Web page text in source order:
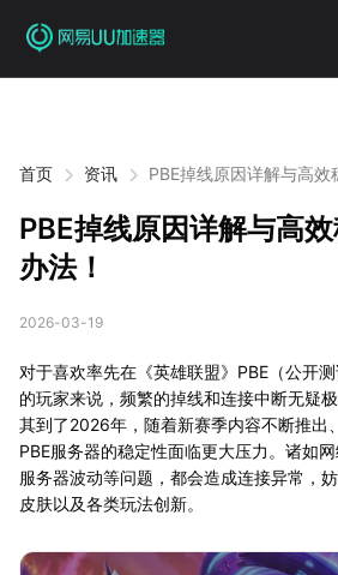
首页 资讯 PBE掉线原因详解与高效
PBE掉线原因详解与高
办法！
2026-03-19
对于喜欢率先在《英雄联盟》PBE（公开
的玩家来说，频繁的掉线和连接中断无疑
其到了2026年，随着新赛季内容不断推出
PBE服务器的稳定性面临更大压力。诸如
服务器波动等问题，都会造成连接异常，
皮肤以及各类玩法创新。